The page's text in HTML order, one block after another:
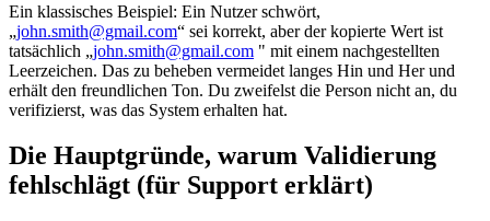
Ein klassisches Beispiel: Ein Nutzer schwört,
„john.smith@gmail.com“ sei korrekt, aber der kopierte Wert ist
tatsächlich „john.smith@gmail.com " mit einem nachgestellten
Leerzeichen. Das zu beheben vermeidet langes Hin und Her und
erhält den freundlichen Ton. Du zweifelst die Person nicht an, du
verifizierst, was das System erhalten hat.
Die Hauptgründe, warum Validierung
fehlschlägt (für Support erklärt)